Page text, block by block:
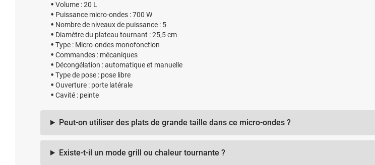
Volume : 20 L
Puissance micro-ondes : 700 W
Nombre de niveaux de puissance : 5
Diamètre du plateau tournant : 25,5 cm
Type : Micro-ondes monofonction
Commandes : mécaniques
Décongélation : automatique et manuelle
Type de pose : pose libre
Ouverture : porte latérale
Cavité : peinte
Peut-on utiliser des plats de grande taille dans ce micro-ondes ?
Existe-t-il un mode grill ou chaleur tournante ?